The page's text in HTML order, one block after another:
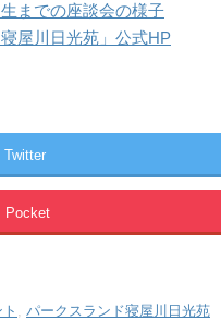
生までの座談会の様子
寝屋川日光苑」公式HP
Twitter
Pocket
, パークスランド寝屋川日光苑